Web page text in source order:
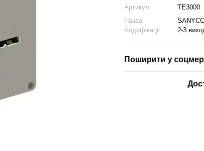
Артикул
TE3000
Назва
модифікації
2-3
Поширити у